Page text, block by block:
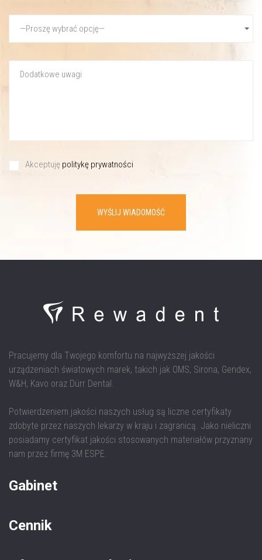
Akceptuję politykę prywatności
WYŚLIJ WIADOMOŚĆ
Pracujemy dla Twojego komfortu na najwyższej jakości
urządzeniach światowych marek, takich jak OMS, Sirona, Gendex,
W&H, Kavo oraz Dürr Dental.
Potwierdzeniem jakości naszych usług są liczne certyfikaty
zdobyte przez naszych lekarzy w kraju i zagranicą. Jako nieliczni
posiadamy certyfikat jakości stosowanych materiałów przyznany
nam przez firmę 3M ESPE.
Gabinet
Cennik